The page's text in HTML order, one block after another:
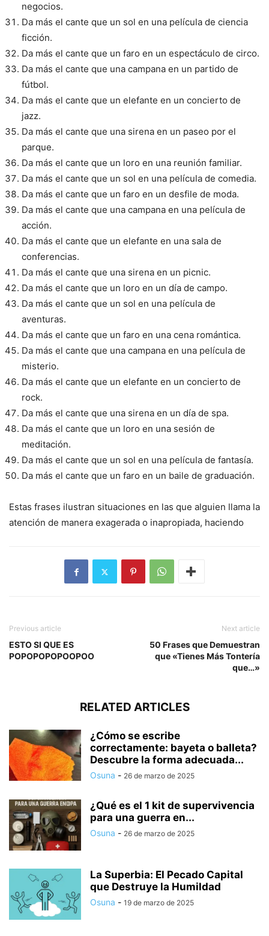
negocios.
Da más el cante que un sol en una película de ciencia
ficción.
Da más el cante que un faro en un espectáculo de circo.
Da más el cante que una campana en un partido de
fútbol.
Da más el cante que un elefante en un concierto de
jazz.
Da más el cante que una sirena en un paseo por el
parque.
Da más el cante que un loro en una reunión familiar.
Da más el cante que un sol en una película de comedia.
Da más el cante que un faro en un desfile de moda.
Da más el cante que una campana en una película de
acción.
Da más el cante que un elefante en una sala de
conferencias.
Da más el cante que una sirena en un picnic.
Da más el cante que un loro en un día de campo.
Da más el cante que un sol en una película de
aventuras.
Da más el cante que un faro en una cena romántica.
Da más el cante que una campana en una película de
misterio.
Da más el cante que un elefante en un concierto de
rock.
Da más el cante que una sirena en un día de spa.
Da más el cante que un loro en una sesión de
meditación.
Da más el cante que un sol en una película de fantasía.
Da más el cante que un faro en un baile de graduación.
Estas frases ilustran situaciones en las que alguien llama la
atención de manera exagerada o inapropiada, haciendo
Previous article
ESTO SI QUE ES
POPOPOPOPOOPOO
Next article
50 Frases que Demuestran
que «Tienes Más Tontería
que…»
RELATED ARTICLES
¿Cómo se escribe
correctamente: bayeta o balleta?
Descubre la forma adecuada...
Osuna - 26 de marzo de 2025
¿Qué es el 1 kit de supervivencia
para una guerra en...
Osuna - 26 de marzo de 2025
La Superbia: El Pecado Capital
que Destruye la Humildad
Osuna - 19 de marzo de 2025